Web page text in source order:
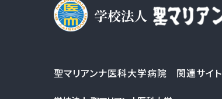
聖マリアンナ医科大学病院 関連サイト